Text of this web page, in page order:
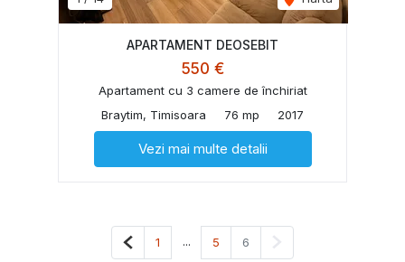
APARTAMENT DEOSEBIT
550 €
Apartament cu 3 camere de închiriat
Braytim, Timisoara
76 mp 2017
Vezi mai multe detalii
Pagina anterioară
1 ... 5 6